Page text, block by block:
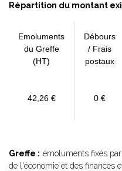
Répartition du montant
Emoluments
du Greffe
(HT)
Débours
/ Frais
postaux
42,26 € 0 €
Greffe : émoluments fixés
de l'économie et des finances